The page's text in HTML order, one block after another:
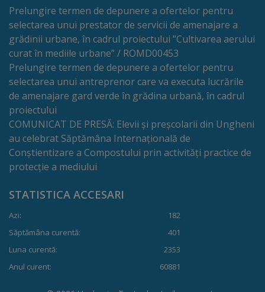
Management
proiect
deșeuri
Adoptă
un
spațiu
verde
preșcolare
Instituții
Prelungire termen de depunere a ofertelor pentru
selectarea unui prestator de servicii de amenajare a
grădinii urbane, în cadrul proiectului ”Cultivarea aerului
curat în mediile urbane” / ROMD00453
Prelungire termen de depunere a ofertelor pentru
selectarea unui antreprenor care va executa lucrările
de amenajare gard verde în grădina urbană, în cadrul
proiectului
COMUNICAT DE PRESĂ: Elevii și preșcolarii din Ungheni
au celebrat Săptămâna Internațională de
Conștientizare a Compostului prin activități practice de
protecție a mediului
STATISTICA ACCESARI
Azi:
182
Săptămâna curentă:
401
Luna curentă:
2353
Anul curent:
60881